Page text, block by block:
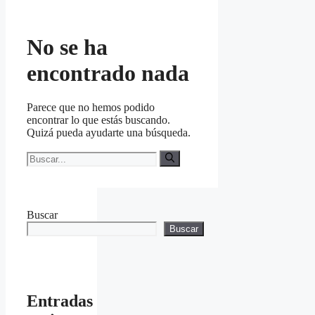
No se ha
encontrado nada
Parece que no hemos podido
encontrar lo que estás buscando.
Quizá pueda ayudarte una búsqueda.
Buscar:
Buscar
Buscar
Entradas